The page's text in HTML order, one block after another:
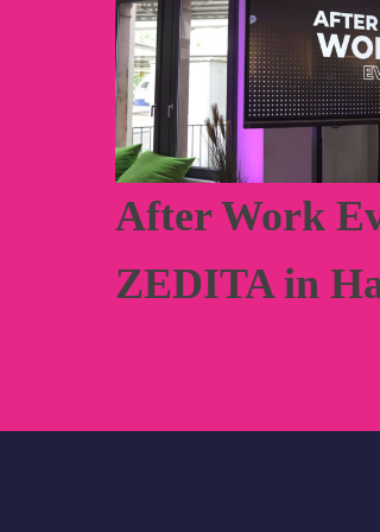
After Work
ZEDITA in